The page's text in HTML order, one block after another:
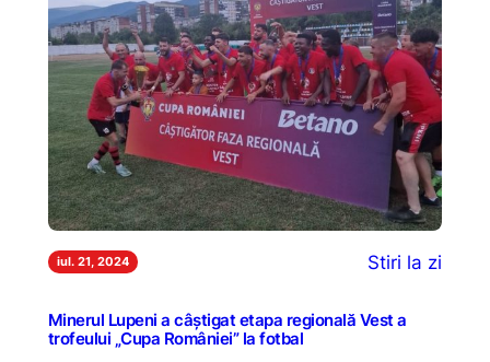
iul. 21, 2024 Stiri la zi
Minerul Lupeni a câștigat etapa regională Vest a
trofeului „Cupa României” la fotbal